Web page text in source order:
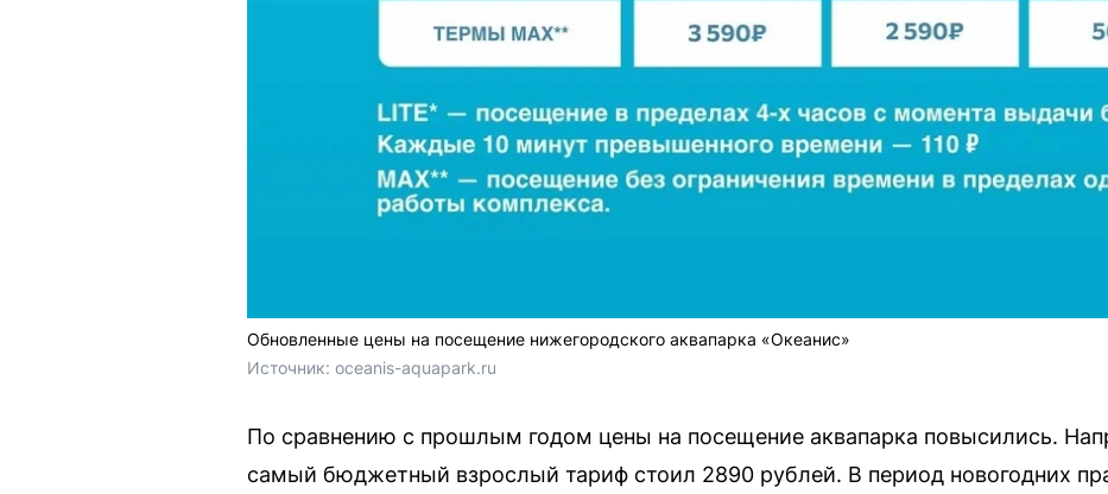
Обновленные цены на посещение нижегородского аквапарка «Океанис»
Источник: oceanis-aquapark.ru
По сравнению с прошлым годом цены на посещение аквапарка повысились.
самый бюджетный взрослый тариф стоил 2890 рублей. В период новогодних